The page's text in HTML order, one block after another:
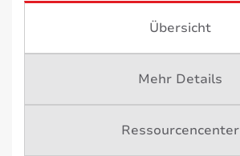
Übersicht
Mehr Details
Ressourcencenter